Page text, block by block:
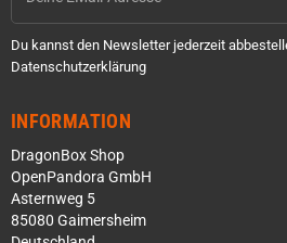
Du kannst den Newsletter jederzeit
Datenschutzerklärung
INFORMATION
DragonBox Shop
OpenPandora GmbH
Asternweg 5
85080 Gaimersheim